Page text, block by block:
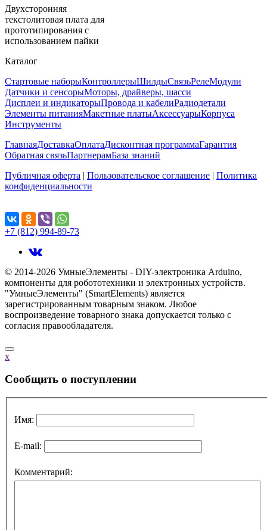
Двухсторонняя
текстолитовая плата для
прототипирования с
использованием пайки
Каталог
Стартовые наборыКонтроллерыШилдыСвязьРелеМодули
Датчики и сенсорыМоторы, драйверы, шасси
Дисплеи и индикаторыПровода и кабелиРадиодетали
Элементы питанияМакетные платыАксессуарыКорпуса
Инструменты
ГлавнаяДоставкаОплатаДисконтная программаГарантия
Обратная связьПартнерамБаза знаний
Публичная оферта | Пользовательское соглашение | Политика
конфиденциальности
+7 (812) 994-89-73
© 2014-2026 УмныеЭлементы - DIY-электроника Arduino,
компоненты для робототехники и электронных устройств.
"УмныеЭлементы" (SmartElements) является
зарегистрированным товарным знаком. Любое
воспроизведение товарного знака допускается только с
согласия правообладателя.
x
Cообщить о поступлении
Имя:
E-mail:
Комментарий: